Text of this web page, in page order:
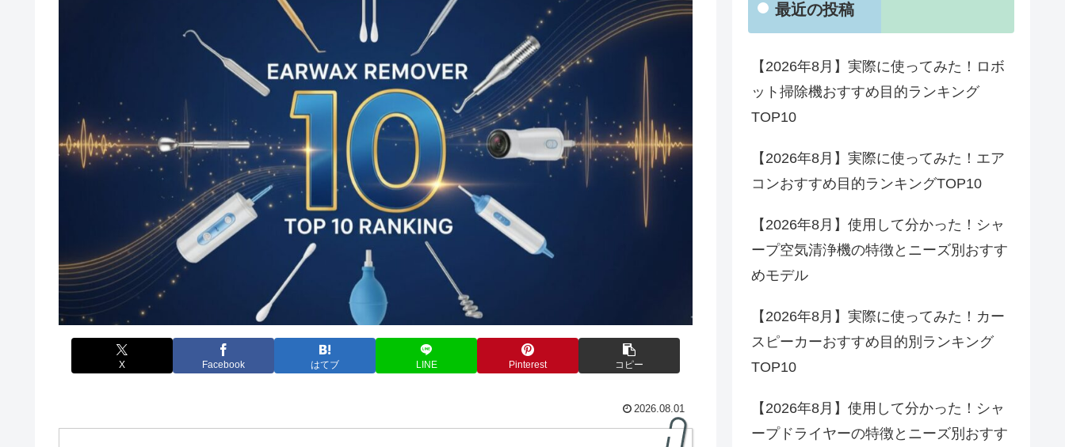
X Facebook はてブ LINE Pinterest コピー
2026.08.01
最近の投稿
【2026年8月】実際に使ってみた！ロボ
ット掃除機おすすめ目的ランキング
TOP10
【2026年8月】実際に使ってみた！エア
コンおすすめ目的ランキングTOP10
【2026年8月】使用して分かった！シャ
ープ空気清浄機の特徴とニーズ別おすす
めモデル
【2026年8月】実際に使ってみた！カー
スピーカーおすすめ目的別ランキング
TOP10
【2026年8月】使用して分かった！シャ
ープドライヤーの特徴とニーズ別おすす